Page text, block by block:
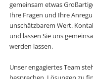
gemeinsam etwas
Ihre Fragen und Ihre
unschätzbarem Wert.
und lassen Sie uns
werden lassen.
Unser engagiertes Team